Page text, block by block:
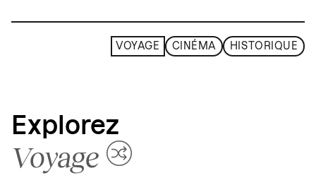
VOYAGE CINÉMA HISTORIQUE
Explorez
Voyage